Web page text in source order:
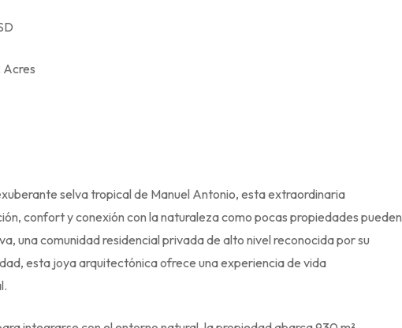
Acres
selva tropical de Manuel Antonio, esta extraordinaria
confort y conexión con la naturaleza como pocas propiedades pueden
una comunidad residencial privada de alto nivel reconocida por su
esta joya arquitectónica ofrece una experiencia de vida